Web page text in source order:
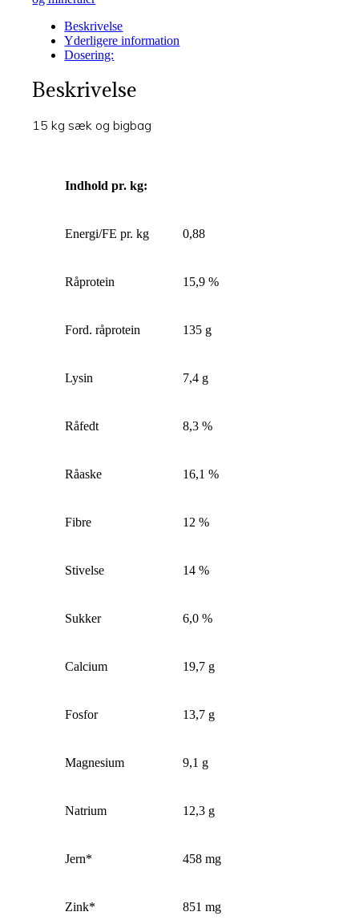
Beskrivelse
Yderligere information
Dosering:
Beskrivelse
15 kg sæk og bigbag
Indhold pr. kg:
Energi/FE pr. kg 0,88
Råprotein 15,9 %
Ford. råprotein 135 g
Lysin 7,4 g
Råfedt 8,3 %
Råaske 16,1 %
Fibre 12 %
Stivelse 14 %
Sukker 6,0 %
Calcium 19,7 g
Fosfor 13,7 g
Magnesium 9,1 g
Natrium 12,3 g
Jern* 458 mg
Zink* 851 mg